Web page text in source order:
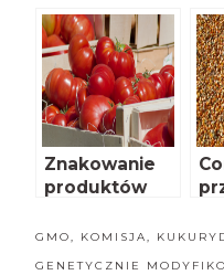
Europejskiej w
sprawie
interwencji
rynkowych w
związku z
COVID-19
Znakowanie
produktów
GMO, KOMISJA,
GENETYCZNIE